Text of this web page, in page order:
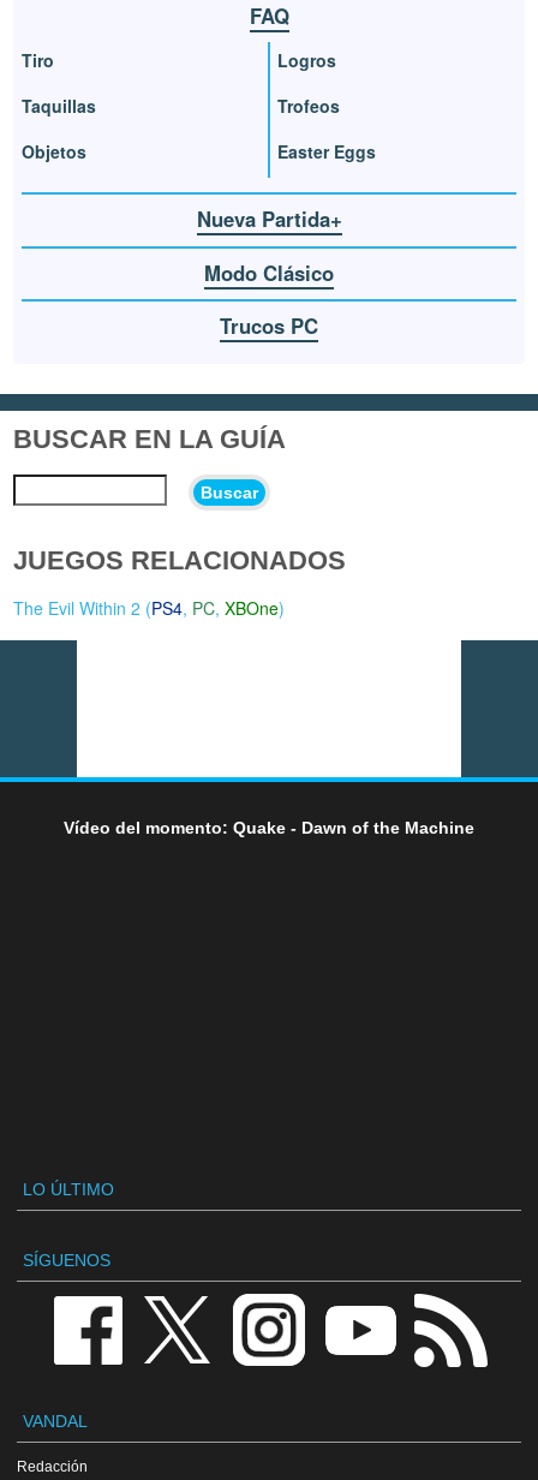
FAQ
Tiro
Taquillas
Objetos
Logros
Trofeos
Easter Eggs
Nueva Partida+
Modo Clásico
Trucos PC
BUSCAR EN LA GUÍA
Buscar
JUEGOS RELACIONADOS
The Evil Within 2 (PS4, PC,XBOne)
Vídeo del momento: Quake - Dawn of the Machine
LO ÚLTIMO
SÍGUENOS
VANDAL
Redacción